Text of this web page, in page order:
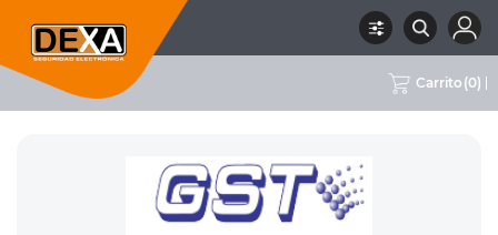
Carrito (0)
10 INCENDIO
DETECTORES DE INCENDIO